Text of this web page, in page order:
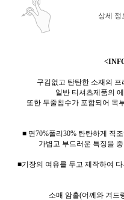
상세 정
구김없고 탄탄한 소재의
일반 티셔츠제품의
또한 두줄침수가 포함되어 목
■ 면70%폴리30% 탄탄하게 직
가볍고 부드러운 특징을
■기장의 여유를 두고 제작하여
소매 암홀(어께와 겨드